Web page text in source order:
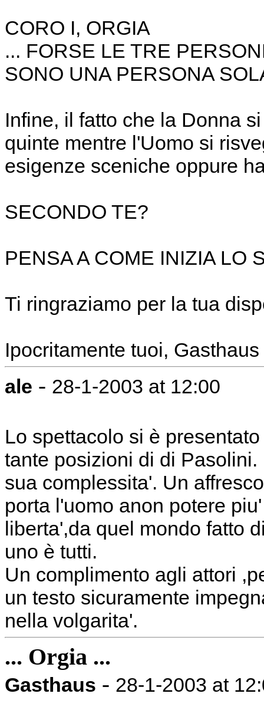
CORO I, ORGIA
... FORSE LE TRE
SONO UNA PERSONA
Infine, il fatto che la Donna
quinte mentre l'Uomo si
esigenze sceniche oppure
SECONDO TE?
PENSA A COME INIZIA LO
Ti ringraziamo per la tua
Ipocritamente tuoi, Gasthaus
ale - 28-1-2003 at 12:00
Lo spettacolo si è
tante posizioni di di
sua complessita'. Un
porta l'uomo anon potere
liberta',da quel mondo fatto
uno è tutti.
Un complimento agli attori
un testo sicuramente
nella volgarita'.
... Orgia ...
Gasthaus - 28-1-2003 at